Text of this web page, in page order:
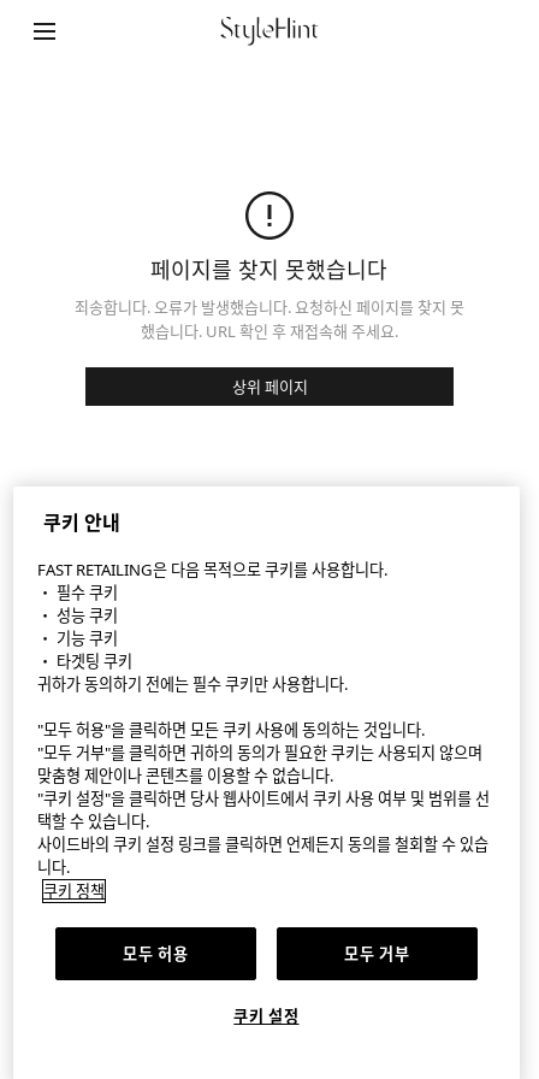
문의
쿠키 설정
©FAST RETAILING CO., LTD.
페이지를 찾지 못했습니다
죄송합니다. 오류가 발생했습니다. 요청하신 페이지를 찾지 못
했습니다. URL 확인 후 재접속해 주세요.
상위 페이지
StyleHint APP
이용 약관
사이트 맵
문의
회사 개요
©FAST RETAILING CO., LTD.
쿠키 안내
FAST RETAILING은 다음 목적으로 쿠키를 사용합니다.
・ 필수 쿠키
・ 성능 쿠키
・ 기능 쿠키
・ 타겟팅 쿠키
귀하가 동의하기 전에는 필수 쿠키만 사용합니다.
"모두 허용"을 클릭하면 모든 쿠키 사용에 동의하는 것입니다.
"모두 거부"를 클릭하면 귀하의 동의가 필요한 쿠키는 사용되지 않으며
맞춤형 제안이나 콘텐츠를 이용할 수 없습니다.
"쿠키 설정"을 클릭하면 당사 웹사이트에서 쿠키 사용 여부 및 범위를 선
택할 수 있습니다.
사이드바의 쿠키 설정 링크를 클릭하면 언제든지 동의를 철회할 수 있습
니다.
쿠키 정책
모두 허용 모두 거부
쿠키 설정